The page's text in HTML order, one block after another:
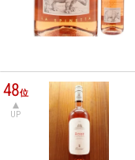
48位
UP